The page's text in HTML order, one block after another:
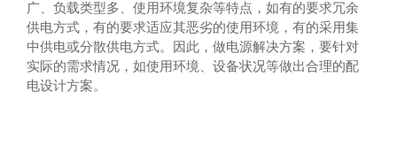
广、负载类型多、使用环境复杂等特点，如有的要求冗余
供电方式，有的要求适应其恶劣的使用环境，有的采用集
中供电或分散供电方式。因此，做电源解决方案，要针对
实际的需求情况，如使用环境、设备状况等做出合理的配
电设计方案。